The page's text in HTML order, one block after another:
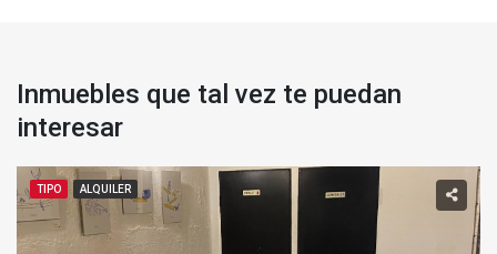
Inmuebles que tal vez te puedan
interesar
TIPO ALQUILER